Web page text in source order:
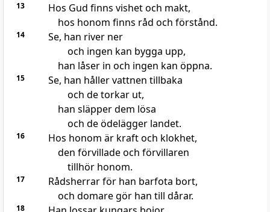
13
Hos Gud finns vishet och makt,
hos honom finns råd och förstånd.
14
Se, han river ner
och ingen kan bygga upp,
han låser in och ingen kan öppna.
15
Se, han håller vattnen tillbaka
och de torkar ut,
han släpper dem lösa
och de ödelägger landet.
16
Hos honom är kraft och klokhet,
den förvillade och förvillaren
tillhör honom.
17
Rådsherrar för han barfota bort,
och domare gör han till dårar.
18